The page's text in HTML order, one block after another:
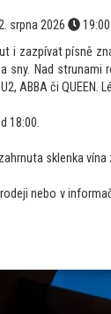
srpna 2026 19:00
i zazpívat písně
sny. Nad strunami
ABBA či QUEEN.
18:00.
sklenka vína
nebo v